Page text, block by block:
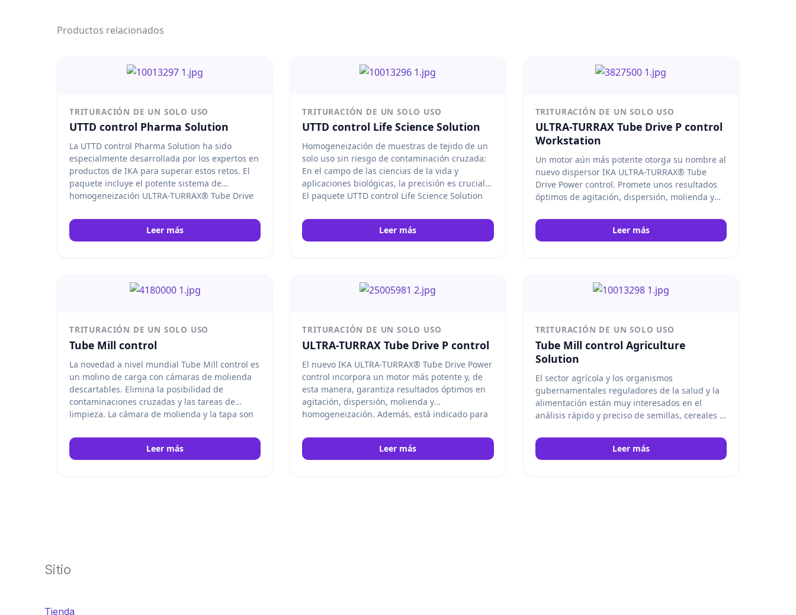
Productos relacionados
TRITURACIÓN DE UN SOLO USO
UTTD control Pharma Solution
La UTTD control Pharma Solution ha sido
especialmente desarrollada por los expertos en
productos de IKA para superar estos retos. El
paquete incluye el potente sistema de
homogeneización ULTRA-TURRAX® Tube Drive
universal. En combinación con los recipientes
de mezcla desechables con disco de disolución
comprimidos y cápsulas en diversos
disolventes. IKA
Leer más
TRITURACIÓN DE UN SOLO USO
UTTD control Life Science Solution
Homogeneización de muestras de tejido de un
solo uso sin riesgo de contaminación cruzada:
En el campo de las ciencias de la vida y
aplicaciones biológicas, la precisión es crucial.
El paquete UTTD control Life Science Solution
expertos en productos de IKA para responder a
los retos críticos de la homogeneización de
Leer más
TRITURACIÓN DE UN SOLO USO
ULTRA-TURRAX Tube Drive P control
Workstation
Un motor aún más potente otorga su nombre al
nuevo dispersor IKA ULTRA-TURRAX® Tube
Drive Power control. Promete unos resultados
óptimos de agitación, dispersión, molienda y
indicado para el procesamiento seguro de
muestras infecciosas, tóxicas o de olor intenso.
Leer más
TRITURACIÓN DE UN SOLO USO
Tube Mill control
La novedad a nivel mundial Tube Mill control es
un molino de carga con cámaras de molienda
descartables. Elimina la posibilidad de
contaminaciones cruzadas y las tareas de
limpieza. La cámara de molienda y la tapa son
molienda puedan ser observados en todo
Leer más
TRITURACIÓN DE UN SOLO USO
ULTRA-TURRAX Tube Drive P control
El nuevo IKA ULTRA-TURRAX® Tube Drive Power
control incorpora un motor más potente y, de
esta manera, garantiza resultados óptimos en
agitación, dispersión, molienda y
homogeneización. Además, está indicado para
tóxicas o de olor intenso. IKA
Leer más
TRITURACIÓN DE UN SOLO USO
Tube Mill control Agriculture
Solution
El sector agrícola y los organismos
gubernamentales reguladores de la salud y la
alimentación están muy interesados en el
análisis rápido y preciso de semillas, cereales y
se les plantea el reto de moler eficazmente
semillas y granos sin riesgo de contaminación
Leer más
Sitio
Tienda